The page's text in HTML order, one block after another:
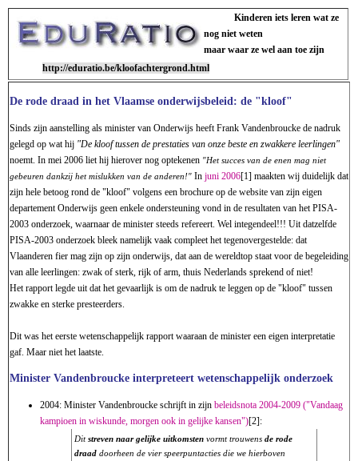
Kinderen iets leren wat ze
nog niet weten
maar waar ze wel aan toe zijn
http://eduratio.be/kloofachtergrond.html
De rode draad in het Vlaamse onderwijsbeleid: de "kloof"
Sinds zijn aanstelling als minister van Onderwijs heeft Frank Vandenbroucke de nadruk
gelegd op wat hij "De kloof tussen de prestaties van onze beste en zwakkere leerlingen"
noemt. In mei 2006 liet hij hierover nog optekenen "Het succes van de enen mag niet
gebeuren dankzij het mislukken van de anderen!" In juni 2006[1] maakten wij duidelijk dat
zijn hele betoog rond de "kloof" volgens een brochure op de website van zijn eigen
departement Onderwijs geen enkele ondersteuning vond in de resultaten van het PISA-
2003 onderzoek, waarnaar de minister steeds refereert. Wel integendeel!!! Uit datzelfde
PISA-2003 onderzoek bleek namelijk vaak compleet het tegenovergestelde: dat
Vlaanderen fier mag zijn op zijn onderwijs, dat aan de wereldtop staat voor de begeleiding
van alle leerlingen: zwak of sterk, rijk of arm, thuis Nederlands sprekend of niet!
Het rapport legde uit dat het gevaarlijk is om de nadruk te leggen op de "kloof" tussen
zwakke en sterke presteerders.
Dit was het eerste wetenschappelijk rapport waaraan de minister een eigen interpretatie
gaf. Maar niet het laatste.
Minister Vandenbroucke interpreteert wetenschappelijk onderzoek
2004: Minister Vandenbroucke schrijft in zijn beleidsnota 2004-2009 ("Vandaag
kampioen in wiskunde, morgen ook in gelijke kansen")[2]:
Ditstreven naar gelijke uitkomstenvormt trouwens de rode
draaddoorheen de vier speerpuntacties die we hierboven